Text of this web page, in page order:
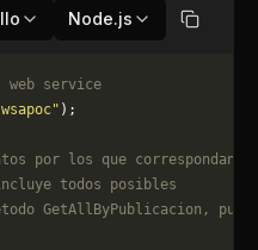
Node.js Copiar
web service
);
por los que correspondan.
todos posibles
GetAllByPublicacion,